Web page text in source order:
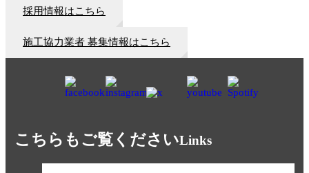
採用情報はこちら
施工協力業者 募集情報はこちら
こちらもご覧くださいLinks